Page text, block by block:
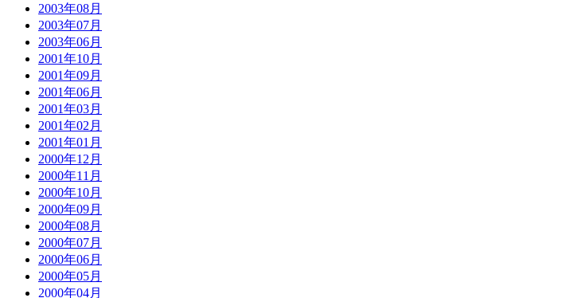
2003年08月
2003年07月
2003年06月
2001年10月
2001年09月
2001年06月
2001年03月
2001年02月
2001年01月
2000年12月
2000年11月
2000年10月
2000年09月
2000年08月
2000年07月
2000年06月
2000年05月
2000年04月